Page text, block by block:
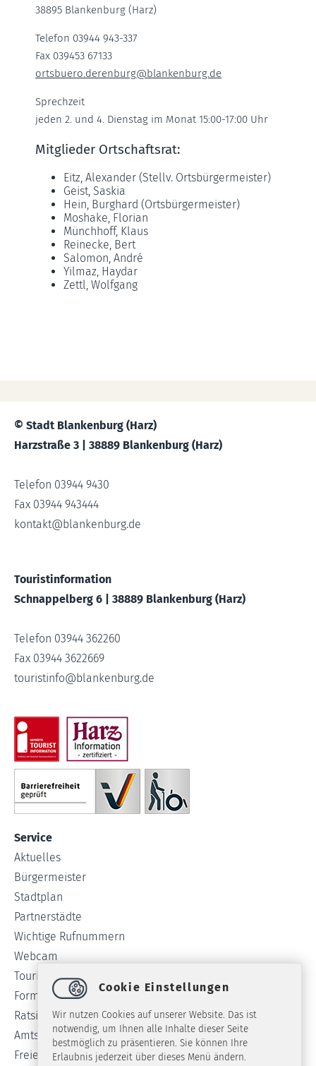
38895 Blankenburg (Harz)
Telefon 03944 943-337
Fax 039453 67133
ortsbuero.derenburg@blankenburg.de
Sprechzeit
jeden 2. und 4. Dienstag im Monat 15:00-17:00 Uhr
Mitglieder Ortschaftsrat:
Eitz, Alexander (Stellv. Ortsbürgermeister)
Geist, Saskia
Hein, Burghard (Ortsbürgermeister)
Moshake, Florian
Münchhoff, Klaus
Reinecke, Bert
Salomon, André
Yilmaz, Haydar
Zettl, Wolfgang
© Stadt Blankenburg (Harz)
Harzstraße 3 | 38889 Blankenburg (Harz)
Telefon 03944 9430
Fax 03944 943444
kontakt@blankenburg.de
Touristinformation
Schnappelberg 6 | 38889 Blankenburg (Harz)
Telefon 03944 362260
Fax 03944 3622669
touristinfo@blankenburg.de
Service
Aktuelles
Bürgermeister
Stadtplan
Partnerstädte
Wichtige Rufnummern
Webcam
Tourist-Info
Formulare
Ratsinformationssystem
Amtsblatt
Freie Stellen
Cookie Einstellungen
Wir nutzen Cookies auf unserer Website. Das ist
notwendig, um Ihnen alle Inhalte dieser Seite
bestmöglich zu präsentieren. Sie können Ihre
Erlaubnis jederzeit über dieses Menü ändern.